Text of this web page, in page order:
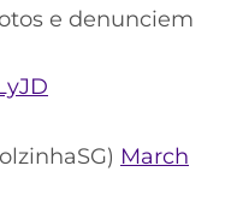
e denunciem
March